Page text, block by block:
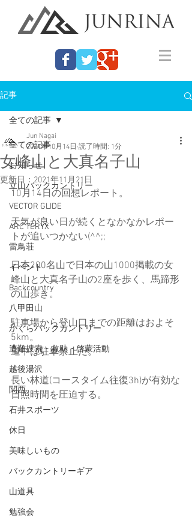
記事
全ての記事
お知らせ
立山バックカントリー
VECTOR GLIDE
ARC'TERYX
雷鳥荘
イベント
Backcountry
八甲田山
かぐらバックカントリー
遭難捜索・救助・啓蒙活動
越後湯沢
関西
石井スポーツ
休日
美味しいもの
バックカントリーギア
山道具
勉強会
全ての記事
女峰山と大真名子山
Jun Nagai
2021年10月14日 読了時間: 1分
更新日：2021年11月21日
10月14日の回想レポート。
天気が良い日が続くとなかなかレポー
トが追いつかない(^^;;
日本200名山で日本の山1000掲載の女
峰山と大真名子山の2座を歩く、馬蹄形
の山歩き。
駐車場から登山口までの距離はおよそ
5km。
道中は駐車禁止だ。
長い林道(コースタイム往復3h)が有効な
日照時間を圧迫する。